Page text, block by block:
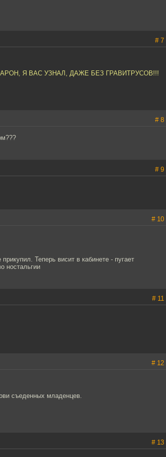
# 7
Я ВАС УЗНАЛ, ДАЖЕ БЕЗ ГРАВИТРУСОВ!!!
# 8
# 9
# 10
Теперь висит в кабинете - пугает
ностальгии
# 11
# 12
съеденных младенцев.
# 13